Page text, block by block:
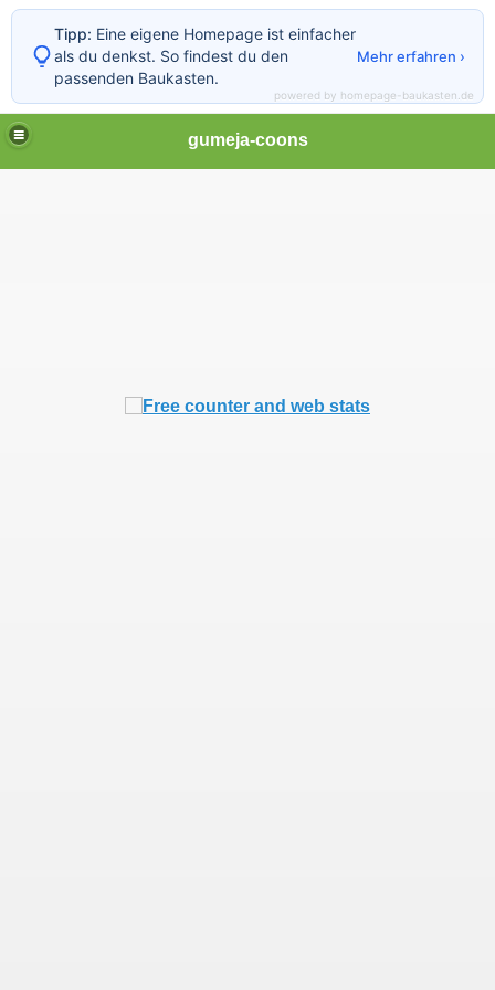
gumeja-coons
Tipp: Eine eigene Homepage ist einfacher
als du denkst. So findest du den
passenden Baukasten.
Mehr erfahren ›
powered by homepage-baukasten.de